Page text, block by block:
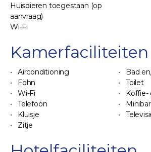
Huisdieren toegestaan (op
aanvraag)
Wi-Fi
Kamerfaciliteiten
Airconditioning
Bad
Föhn
Toilet
Wi-Fi
Koffie-
Telefoon
Minibar
Kluisje
Zitje